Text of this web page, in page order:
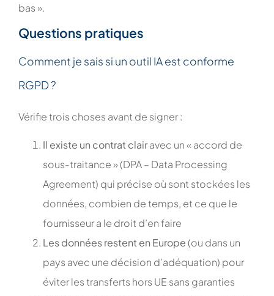
bas ».
Questions pratiques
Comment je sais si un outil IA est conforme
RGPD ?
Vérifie trois choses avant de signer :
Il existe un contrat clairavec un « accord de
sous-traitance » (DPA – Data Processing
Agreement) qui précise où sont stockées les
données, combien de temps, et ce que le
fournisseur a le droit d’en faire
Les données restent en Europe(ou dans un
pays avec une décision d’adéquation) pour
éviter les transferts hors UE sans garanties